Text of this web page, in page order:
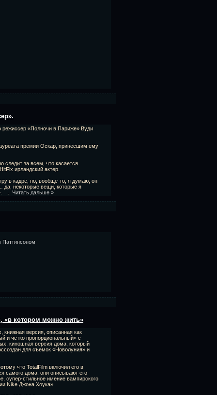
режиссер «Полночи в Париже» Вуди
премии Оскар, принесшим ему
следит за всем, что касается
ирландский актер.
в кадре, но, вообще-то, я думаю, он
да, некоторые вещи, которые я
Читать дальше »
Паттинсоном
«в котором можно жить»
книжная версия, описанная как
и четко пропорциональный» с
киношная версия дома, который
для съемок «Новолуния» и
что TotalFilm включил его в
самого дома, они описывают его
супер-стильное имение вампирского
Nike Джона Хоука».